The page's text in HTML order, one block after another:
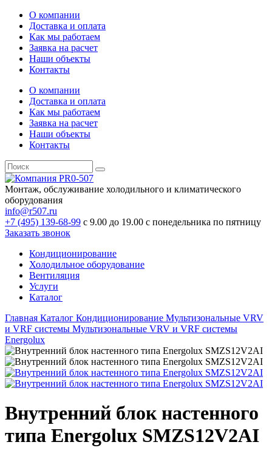
О компании
Доставка и оплата
Как мы работаем
Заявка на расчет
Наши объекты
Контакты
О компании
Доставка и оплата
Как мы работаем
Заявка на расчет
Наши объекты
Контакты
Монтаж, обслуживание холодильного и климатического
оборудования
info@r507.ru
+7 (495) 139-68-99 с 9.00 до 19.00 с понедельника по пятницу
Заказать звонок
Кондиционирование
Холодильное оборудование
Вентиляция
Услуги
Каталог
Главная Каталог Кондиционирование Мультизональные VRV
и VRF системы Мультизональные VRV и VRF системы
Energolux
Внутренний блок настенного
типа Energolux SMZS12V2AI